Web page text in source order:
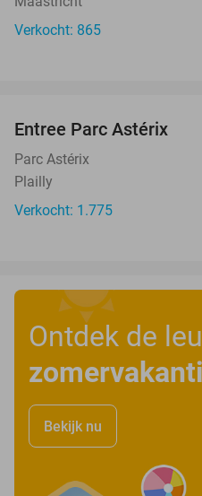
Verkocht: 865
Entree Parc Astérix
Parc Astérix
Plailly
Verkocht: 1.775
Ontdek de
Bekijk nu